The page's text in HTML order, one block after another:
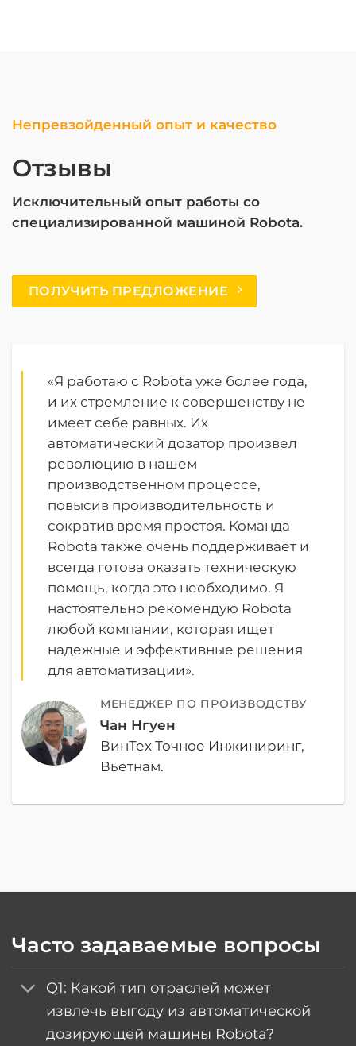
Непревзойденный опыт и качество
Отзывы
Исключительный опыт работы со
специализированной машиной Robota.
ПОЛУЧИТЬ ПРЕДЛОЖЕНИЕ
«Я работаю с Robota уже более года,
и их стремление к совершенству не
имеет себе равных. Их
автоматический дозатор произвел
революцию в нашем
производственном процессе,
повысив производительность и
сократив время простоя. Команда
Robota также очень поддерживает и
всегда готова оказать техническую
помощь, когда это необходимо. Я
настоятельно рекомендую Robota
любой компании, которая ищет
надежные и эффективные решения
для автоматизации».
МЕНЕДЖЕР ПО ПРОИЗВОДСТВУ
Чан Нгуен
ВинТех Точное Инжиниринг,
Вьетнам.
Часто задаваемые вопросы
Q1: Какой тип отраслей может
извлечь выгоду из автоматической
дозирующей машины Robota?